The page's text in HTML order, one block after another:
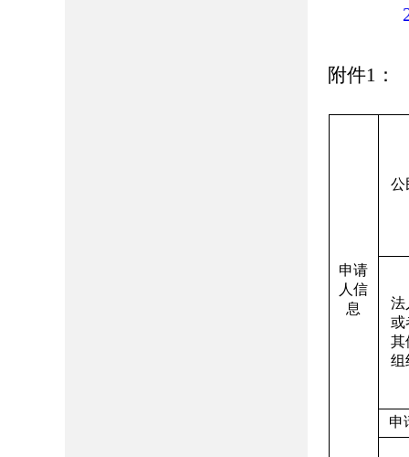
2.
附件1：
申请
人信
息
公
法
或
其
组
申